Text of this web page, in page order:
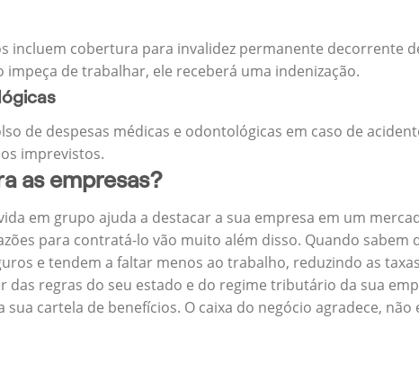
incluem cobertura para invalidez permanente decorrente
de trabalhar, ele receberá uma indenização.
de despesas médicas e odontológicas em caso de
imprevistos.
as empresas?
em grupo ajuda a destacar a sua empresa em um
para contratá-lo vão muito além disso. Quando sabem
e tendem a faltar menos ao trabalho, reduzindo as
das regras do seu estado e do regime tributário da sua
cartela de benefícios. O caixa do negócio agradece, não